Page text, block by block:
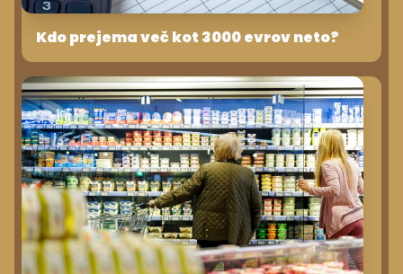
Kdo prejema več kot 3000 evrov neto?